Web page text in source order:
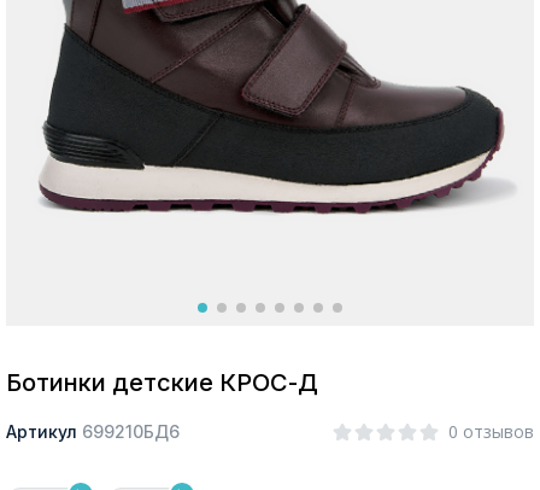
Москва
Ботинки детские КРОС-Д
Артикул 699210БД6 0 отзывов